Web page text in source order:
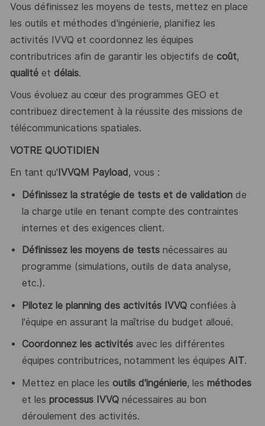
Vous définissez les moyens de tests, mettez en place
les outils et méthodes d'ingénierie, planifiez les
activités IVVQ et coordonnez les équipes
contributrices afin de garantir les objectifs de coût,
qualitéet délais.
Vous évoluez au cœur des programmes GEO et
contribuez directement à la réussite des missions de
télécommunications spatiales.
VOTRE QUOTIDIEN
En tant qu' IVVQM Payload , vous :
Définissez la stratégie de tests et de validationde
la charge utile en tenant compte des contraintes
internes et des exigences client.
Définissez les moyens de testsnécessaires au
programme (simulations, outils de data analyse,
etc.).
Pilotez le planning des activités IVVQconfiées à
l'équipe en assurant la maîtrise du budget alloué.
Coordonnez les activitésavec les différentes
équipes contributrices, notamment les équipes AIT.
Mettez en place les outils d'ingénierie, les méthodes
et les processus IVVQnécessaires au bon
déroulement des activités.